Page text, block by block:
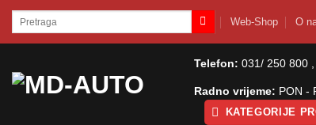
SkipPretraži: Web-Shop O
Telefon: 031/ 250 800
Radno vrijeme: PON -
KATEGORIJE